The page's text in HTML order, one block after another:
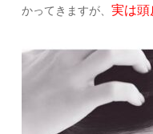
かってきますが、実は